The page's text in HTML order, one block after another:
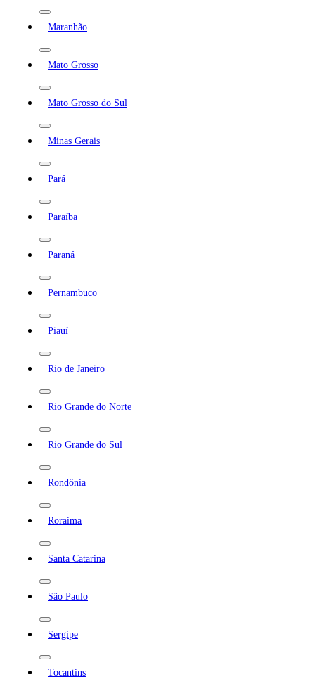
Maranhão
Mato Grosso
Mato Grosso do Sul
Minas Gerais
Pará
Paraíba
Paraná
Pernambuco
Piauí
Rio de Janeiro
Rio Grande do Norte
Rio Grande do Sul
Rondônia
Roraima
Santa Catarina
São Paulo
Sergipe
Tocantins